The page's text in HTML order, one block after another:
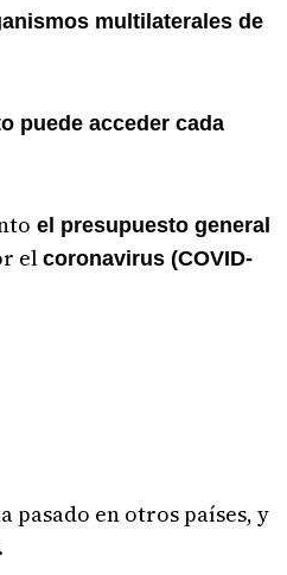
multilaterales de
puede acceder cada
el presupuesto general
elcoronavirus (COVID-
pasado en otros países, y